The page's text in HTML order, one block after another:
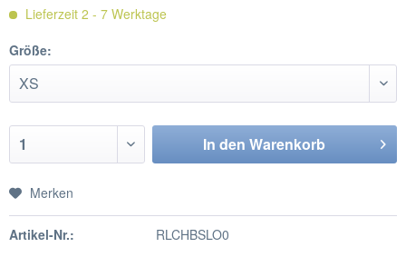
Lieferzeit 2 - 7 Werktage
Größe:
In den Warenkorb
Merken
Artikel-Nr.: RLCHBSLO0